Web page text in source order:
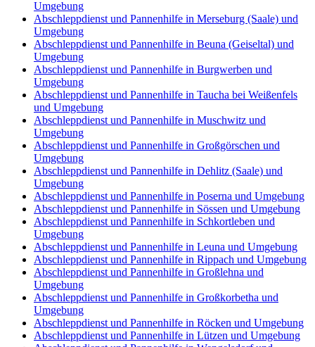
Umgebung
Abschleppdienst und Pannenhilfe in Merseburg (Saale) und
Umgebung
Abschleppdienst und Pannenhilfe in Beuna (Geiseltal) und
Umgebung
Abschleppdienst und Pannenhilfe in Burgwerben und
Umgebung
Abschleppdienst und Pannenhilfe in Taucha bei Weißenfels
und Umgebung
Abschleppdienst und Pannenhilfe in Muschwitz und
Umgebung
Abschleppdienst und Pannenhilfe in Großgörschen und
Umgebung
Abschleppdienst und Pannenhilfe in Dehlitz (Saale) und
Umgebung
Abschleppdienst und Pannenhilfe in Poserna und Umgebung
Abschleppdienst und Pannenhilfe in Sössen und Umgebung
Abschleppdienst und Pannenhilfe in Schkortleben und
Umgebung
Abschleppdienst und Pannenhilfe in Leuna und Umgebung
Abschleppdienst und Pannenhilfe in Rippach und Umgebung
Abschleppdienst und Pannenhilfe in Großlehna und
Umgebung
Abschleppdienst und Pannenhilfe in Großkorbetha und
Umgebung
Abschleppdienst und Pannenhilfe in Röcken und Umgebung
Abschleppdienst und Pannenhilfe in Lützen und Umgebung